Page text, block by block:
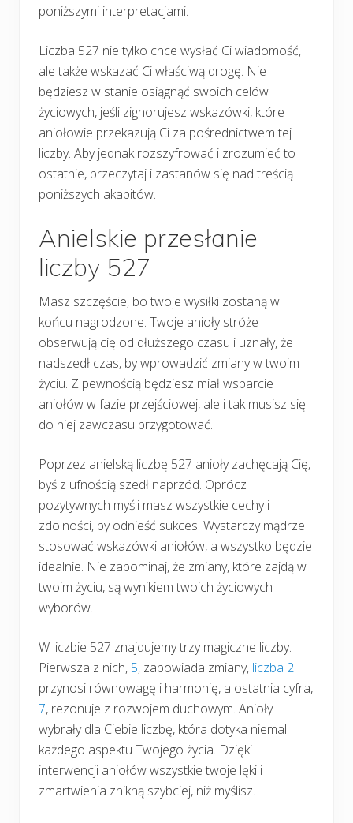
poniższymi interpretacjami.
Liczba 527 nie tylko chce wysłać Ci wiadomość,
ale także wskazać Ci właściwą drogę. Nie
będziesz w stanie osiągnąć swoich celów
życiowych, jeśli zignorujesz wskazówki, które
aniołowie przekazują Ci za pośrednictwem tej
liczby. Aby jednak rozszyfrować i zrozumieć to
ostatnie, przeczytaj i zastanów się nad treścią
poniższych akapitów.
Anielskie przesłanie
liczby 527
Masz szczęście, bo twoje wysiłki zostaną w
końcu nagrodzone. Twoje anioły stróże
obserwują cię od dłuższego czasu i uznały, że
nadszedł czas, by wprowadzić zmiany w twoim
życiu. Z pewnością będziesz miał wsparcie
aniołów w fazie przejściowej, ale i tak musisz się
do niej zawczasu przygotować.
Poprzez anielską liczbę 527 anioły zachęcają Cię,
byś z ufnością szedł naprzód. Oprócz
pozytywnych myśli masz wszystkie cechy i
zdolności, by odnieść sukces. Wystarczy mądrze
stosować wskazówki aniołów, a wszystko będzie
idealnie. Nie zapominaj, że zmiany, które zajdą w
twoim życiu, są wynikiem twoich życiowych
wyborów.
W liczbie 527 znajdujemy trzy magiczne liczby.
Pierwsza z nich, 5, zapowiada zmiany, liczba 2
przynosi równowagę i harmonię, a ostatnia cyfra,
7, rezonuje z rozwojem duchowym. Anioły
wybrały dla Ciebie liczbę, która dotyka niemal
każdego aspektu Twojego życia. Dzięki
interwencji aniołów wszystkie twoje lęki i
zmartwienia znikną szybciej, niż myślisz.